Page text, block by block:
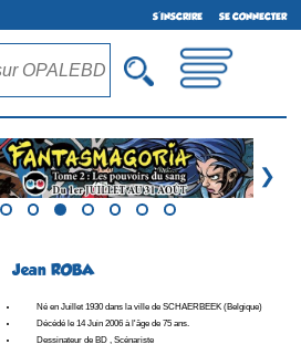
S'INSCRIRE SE CONNECTER
❯
Jean ROBA
Né en Juillet 1930 dans la ville de SCHAERBEEK (Belgique)
Décédé le 14 Juin 2006 à l'âge de 75 ans.
Dessinateur de BD , Scénariste